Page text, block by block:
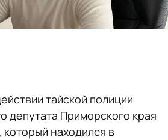
тайской полиции
депутата Приморского края
находился в